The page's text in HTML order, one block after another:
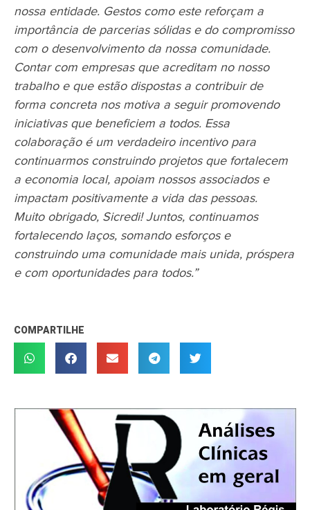
nossa entidade. Gestos como este reforçam a
importância de parcerias sólidas e do compromisso
com o desenvolvimento da nossa comunidade.
Contar com empresas que acreditam no nosso
trabalho e que estão dispostas a contribuir de
forma concreta nos motiva a seguir promovendo
iniciativas que beneficiem a todos. Essa
colaboração é um verdadeiro incentivo para
continuarmos construindo projetos que fortalecem
a economia local, apoiam nossos associados e
impactam positivamente a vida das pessoas.
Muito obrigado, Sicredi! Juntos, continuamos
fortalecendo laços, somando esforços e
construindo uma comunidade mais unida, próspera
e com oportunidades para todos.”
COMPARTILHE